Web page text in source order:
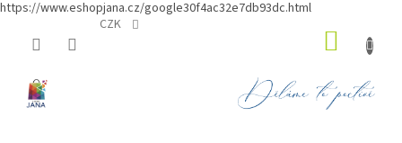
https://www.eshopjana.cz/google30f4ac32e7db93dc.html
CZK